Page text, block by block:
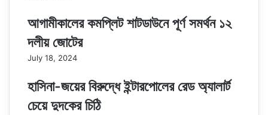
আগামীকালের কমপ্লিট শাটডাউনে পূর্ণ সমর্থন ১২
দলীয় জোটের
July 18, 2024
হাসিনা-জয়ের বিরুদ্ধে ইন্টারপোলের রেড অ্যালার্ট
চেয়ে দুদকের চিঠি